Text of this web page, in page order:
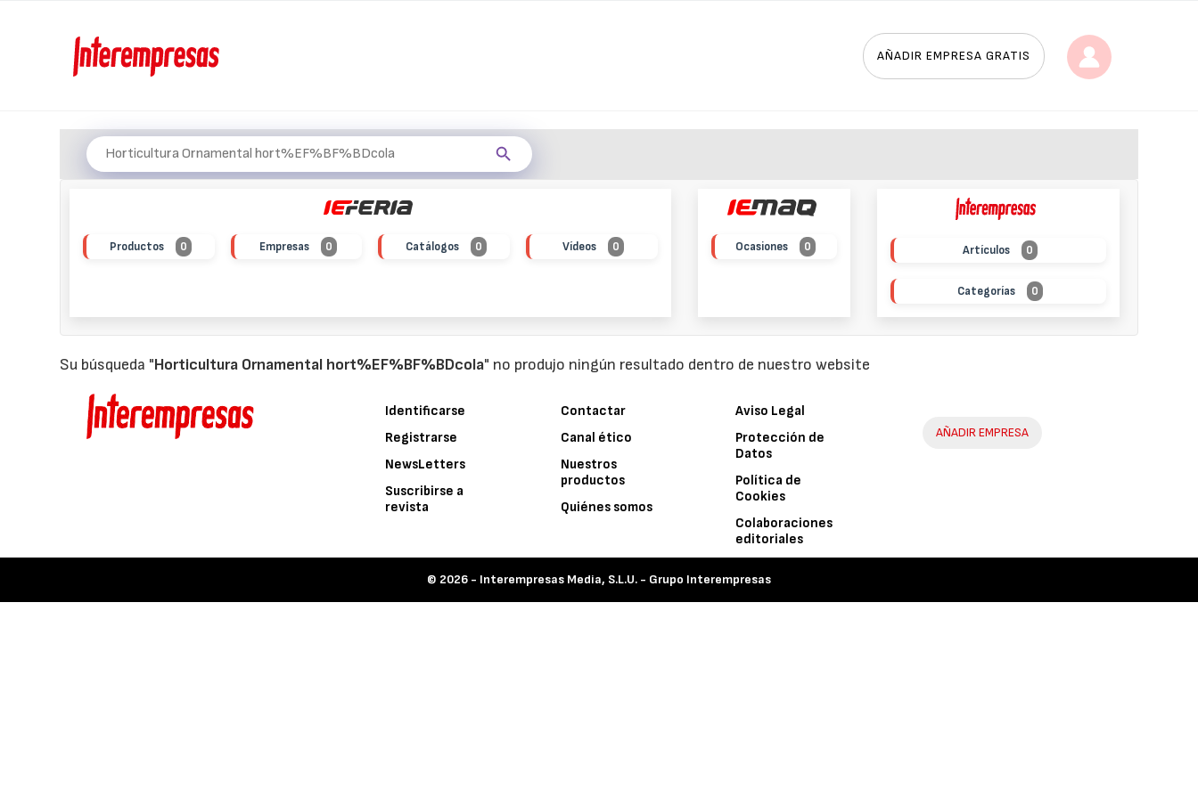
AÑADIR EMPRESA GRATIS
Productos 0 Empresas 0 Catálogos 0 Vídeos 0 Ocasiones 0 Artículos 0
Categorías 0
Su búsqueda "Horticultura Ornamental hort%EF%BF%BDcola" no produjo ningún resultado dentro de nuestro website
Identificarse
Registrarse
NewsLetters
Suscribirse a
revista
Contactar
Canal ético
Nuestros
productos
Quiénes somos
Aviso Legal
Protección de
Datos
Política de
Cookies
Colaboraciones
editoriales
AÑADIR EMPRESA
© 2026 - Interempresas Media, S.L.U. - Grupo Interempresas